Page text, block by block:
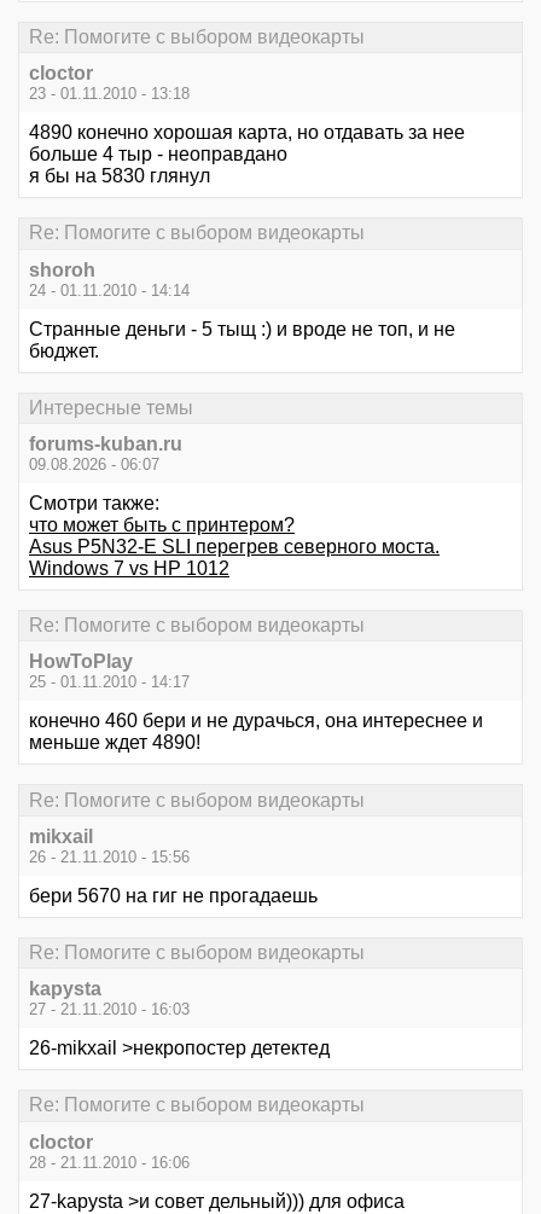
Re: Помогите с выбором видеокарты
cloctor
23 - 01.11.2010 - 13:18
4890 конечно хорошая карта, но отдавать за нее
больше 4 тыр - неоправдано
я бы на 5830 глянул
Re: Помогите с выбором видеокарты
shoroh
24 - 01.11.2010 - 14:14
Странные деньги - 5 тыщ :) и вроде не топ, и не
бюджет.
Интересные темы
forums-kuban.ru
09.08.2026 - 06:07
Смотри также:
что может быть с принтером?
Asus P5N32-E SLI перегрев северного моста.
Windows 7 vs HP 1012
Re: Помогите с выбором видеокарты
HowToPlay
25 - 01.11.2010 - 14:17
конечно 460 бери и не дурачься, она интереснее и
меньше ждет 4890!
Re: Помогите с выбором видеокарты
mikxail
26 - 21.11.2010 - 15:56
бери 5670 на гиг не прогадаешь
Re: Помогите с выбором видеокарты
kapysta
27 - 21.11.2010 - 16:03
26-mikxail >некропостер детектед
Re: Помогите с выбором видеокарты
cloctor
28 - 21.11.2010 - 16:06
27-kapysta >и совет дельный))) для офиса